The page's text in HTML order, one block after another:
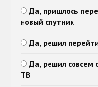
Да, пришлось
новый спутник
Да, решил
Да, решил совсем
ТВ